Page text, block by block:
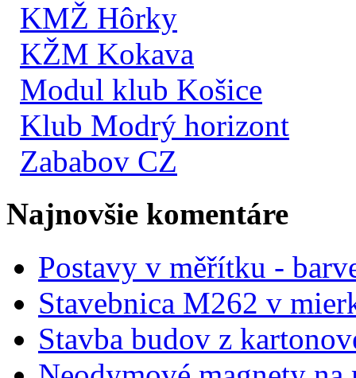
KMŽ Hôrky
KŽM Kokava
Modul klub Košice
Klub Modrý horizont
Zababov CZ
Najnovšie komentáre
Postavy v měřítku -
Stavebnica M262 v
Stavba budov z